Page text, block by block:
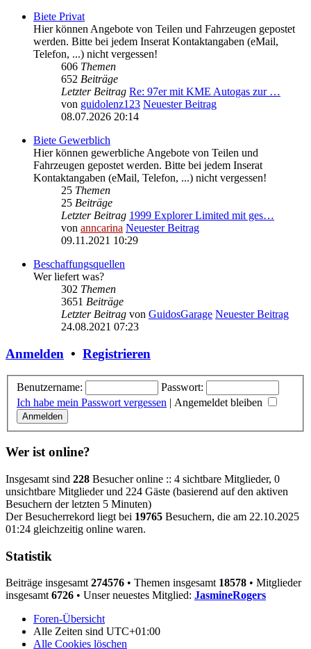
Biete Privat
Hier können Angebote von Teilen und Fahrzeugen gepostet
werden. Bitte bei jedem Inserat Kontaktangaben (eMail,
Telefon, ...) nicht vergessen!
606 Themen
652 Beiträge
Letzter Beitrag Re: 97er mit KME Autogas zur …
von guidolenz123 Neuester Beitrag
08.07.2026 20:14
Biete Gewerblich
Hier können gewerbliche Angebote von Teilen und
Fahrzeugen gepostet werden. Bitte bei jedem Inserat
Kontaktangaben (eMail, Telefon, ...) nicht vergessen!
25 Themen
25 Beiträge
Letzter Beitrag 1999 Explorer Limited mit ges…
von anncarina Neuester Beitrag
09.11.2021 10:29
Beschaffungsquellen
Wer liefert was?
302 Themen
3651 Beiträge
Letzter Beitrag von GuidosGarage Neuester Beitrag
24.08.2021 07:23
Anmelden • Registrieren
Benutzername:
Passwort:
Ich habe mein Passwort vergessen | Angemeldet bleiben
Wer ist online?
Insgesamt sind 228 Besucher online :: 4 sichtbare Mitglieder, 0
unsichtbare Mitglieder und 224 Gäste (basierend auf den aktiven
Besuchern der letzten 5 Minuten)
Der Besucherrekord liegt bei 19765 Besuchern, die am 22.10.2025
01:24 gleichzeitig online waren.
Statistik
Beiträge insgesamt 274576 • Themen insgesamt 18578 • Mitglieder
insgesamt 6726 • Unser neuestes Mitglied: JasmineRogers
Foren-Übersicht
Alle Zeiten sind UTC+01:00
Alle Cookies löschen